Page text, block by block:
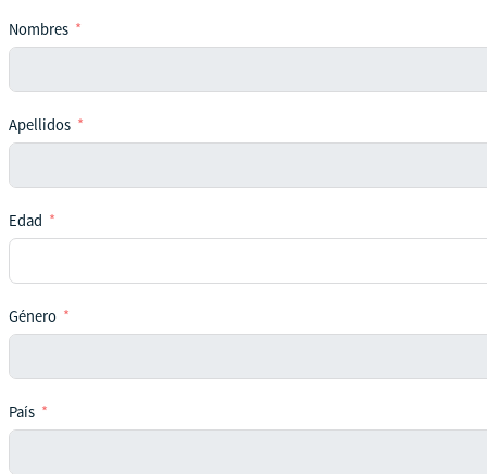
Nombres
Apellidos
Edad
Género
País